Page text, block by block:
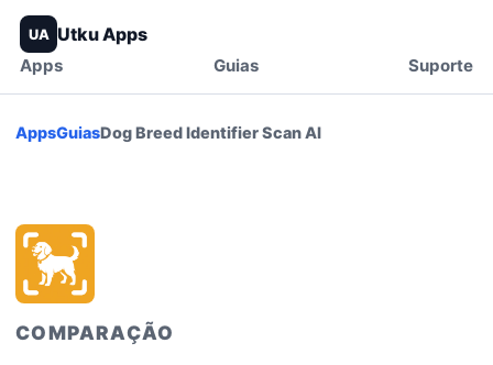
UA Utku Apps
Apps Guias Suporte
AppsGuiasDog Breed Identifier Scan AI
COMPARAÇÃO